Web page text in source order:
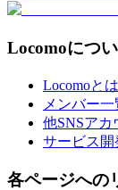
Locomoにつ
Locomoと
メンバー一
他SNSアカ
サービス開
各ページへの